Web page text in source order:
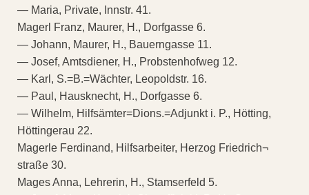
— Maria, Private, Innstr. 41.
Magerl Franz, Maurer, H., Dorfgasse 6.
— Johann, Maurer, H., Bauerngasse 11.
— Josef, Amtsdiener, H., Probstenhofweg 12.
— Karl, S.=B.=Wächter, Leopoldstr. 16.
— Paul, Hausknecht, H., Dorfgasse 6.
— Wilhelm, Hilfsämter=Dions.=Adjunkt i. P., Hötting,
Höttingerau 22.
Magerle Ferdinand, Hilfsarbeiter, Herzog Friedrich¬
straße 30.
Mages Anna, Lehrerin, H., Stamserfeld 5.